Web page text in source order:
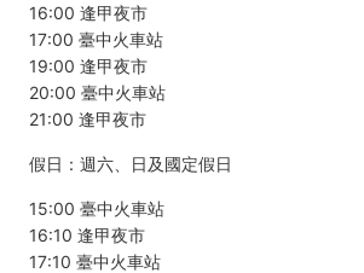
16:00 逢甲夜市
17:00 臺中火車站
19:00 逢甲夜市
20:00 臺中火車站
21:00 逢甲夜市
假日：週六、日及國定假日
15:00 臺中火車站
16:10 逢甲夜市
17:10 臺中火車站